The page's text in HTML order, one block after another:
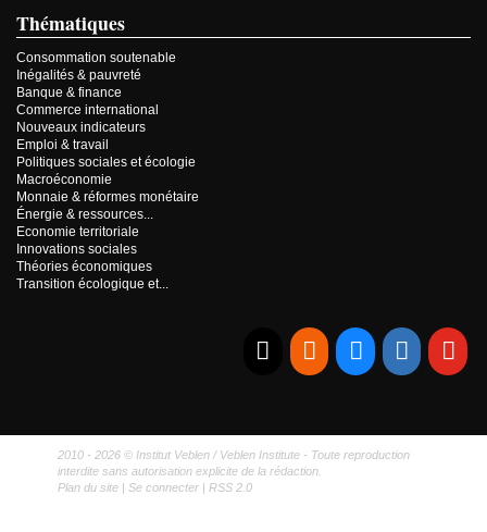
Thématiques
Consommation soutenable
Inégalités & pauvreté
Banque & finance
Commerce international
Nouveaux indicateurs
Emploi & travail
Politiques sociales et écologie
Macroéconomie
Monnaie & réformes monétaire
Énergie & ressources...
Economie territoriale
Innovations sociales
Théories économiques
Transition écologique et...
2010 - 2026 © Institut Veblen / Veblen Institute - Toute reproduction
interdite sans autorisation explicite de la rédaction.
Plan du site |Se connecter | RSS 2.0